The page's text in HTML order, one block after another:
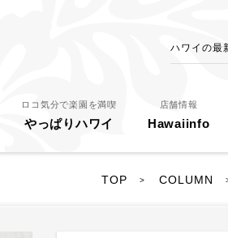
ハワイの最
ロコ気分で楽園を満喫
やっぱりハワイ
店舗情報
Hawaiinfo
TOP > COLUMN